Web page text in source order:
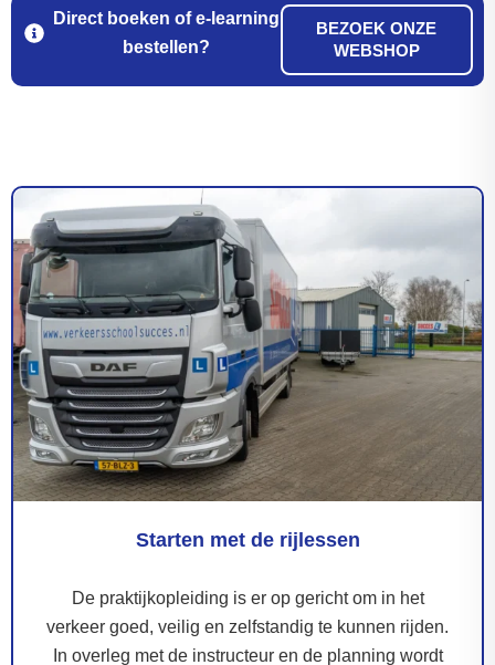
Direct boeken of e-learning
bestellen?
BEZOEK ONZE
WEBSHOP
Starten met de rijlessen
De praktijkopleiding is er op gericht om in het
verkeer goed, veilig en zelfstandig te kunnen rijden.
In overleg met de instructeur en de planning wordt